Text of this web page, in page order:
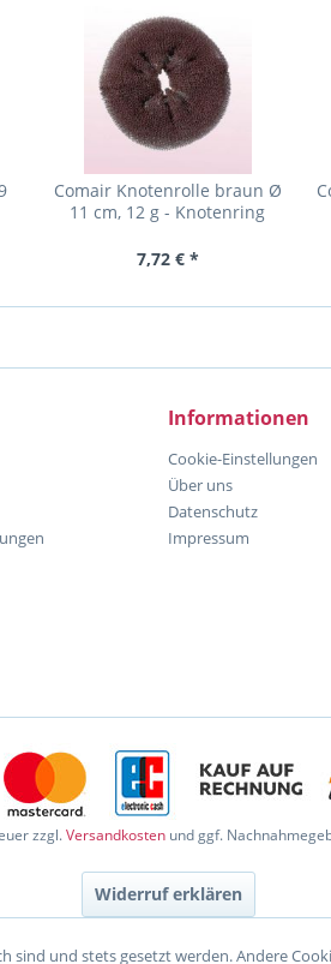
Comair Knotenrolle braun Ø
11 cm, 12 g - Knotenring
7,72 € *
Informationen
Cookie-Einstellungen
Über uns
Datenschutz
Impressum
zzgl.Versandkostenund ggf.
Widerruf erklären
und stets gesetzt werden. Andere